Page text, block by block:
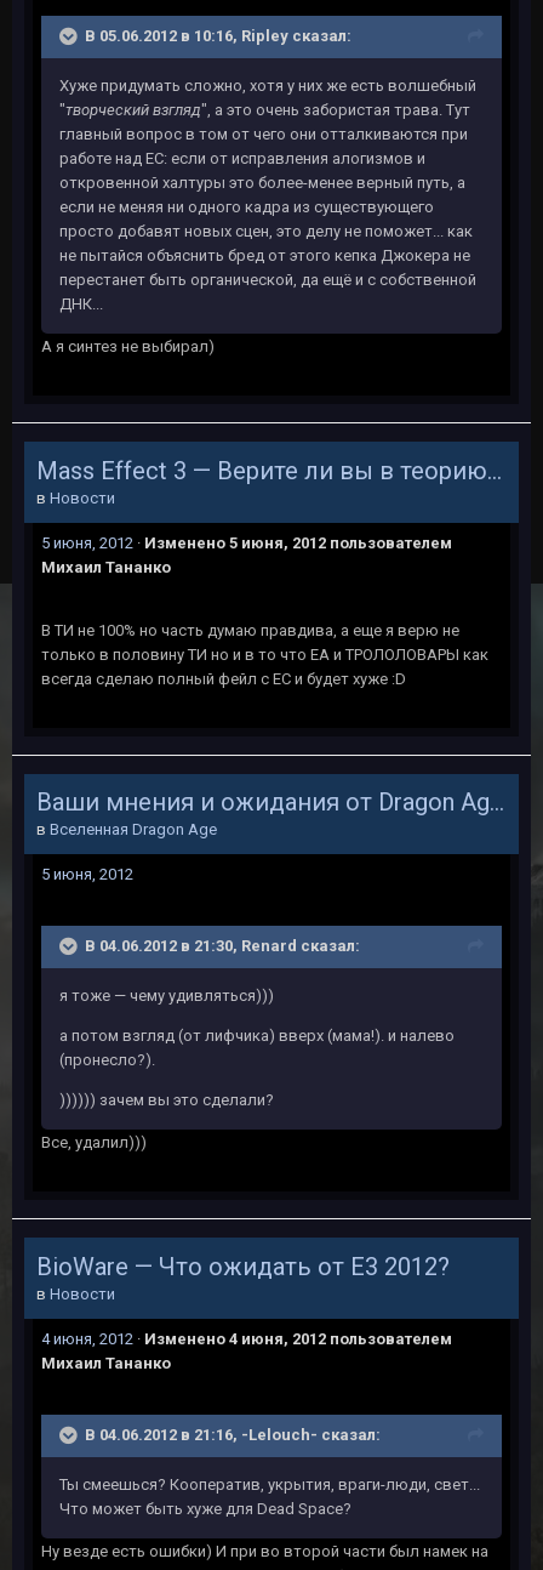
В 05.06.2012 в 10:16, Ripley сказал:
Хуже придумать сложно, хотя у них же есть волшебный
"творческий взгляд", а это очень забористая трава. Тут
главный вопрос в том от чего они отталкиваются при
работе над ЕС: если от исправления алогизмов и
откровенной халтуры это более-менее верный путь, а
если не меняя ни одного кадра из существующего
просто добавят новых сцен, это делу не поможет... как
не пытайся объяснить бред от этого кепка Джокера не
перестанет быть органической, да ещё и с собственной
ДНК...
А я синтез не выбирал)
Mass Effect 3 — Верите ли вы в теорию индоктринации?
в Новости
5 июня, 2012 · Изменено 5 июня, 2012 пользователем
Михаил Тананко
В ТИ не 100% но часть думаю правдива, а еще я верю не
только в половину ТИ но и в то что ЕА и ТРОЛОЛОВАРЫ как
всегда сделаю полный фейл с ЕС и будет хуже :D
Ваши мнения и ожидания от Dragon Age 3
в Вселенная Dragon Age
5 июня, 2012
В 04.06.2012 в 21:30, Renard сказал:
я тоже — чему удивляться)))
а потом взгляд (от лифчика) вверх (мама!). и налево
(пронесло?).
)))))) зачем вы это сделали?
Все, удалил)))
BioWare — Что ожидать от Е3 2012?
в Новости
4 июня, 2012 · Изменено 4 июня, 2012 пользователем
Михаил Тананко
В 04.06.2012 в 21:16, -Lelouch- сказал:
Ты смеешься? Кооператив, укрытия, враги-люди, свет...
Что может быть хуже для Dead Space?
Ну везде есть ошибки) И при во второй части был намек на